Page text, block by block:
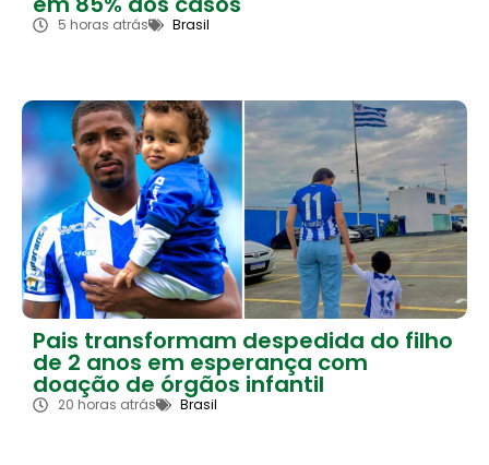
5 horas atrás Brasil
Pais transformam despedida do filho
de 2 anos em esperança com
doação de órgãos infantil
20 horas atrás Brasil